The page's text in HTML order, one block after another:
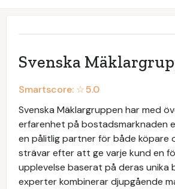
Svenska
Smartscore: ☆5.0
Svenska Mäklargruppen har med
erfarenhet på bostadsmarknaden
en pålitlig partner för både köpare
strävar efter att ge varje kund en
upplevelse baserat på deras unika
experter kombinerar djupgående